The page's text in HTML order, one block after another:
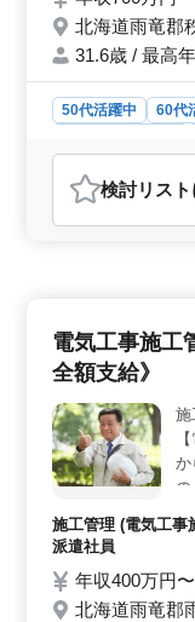
北海道雨竜郡
31.6歳 / 最高
50代活躍中 60代
おすすめポイ
＜中高年活躍中
秩父別町にある
弁護士を積極的
通事故など多岐
柔軟な働き方に対
託など、様々な雇
応しています。ま
する相談も歓迎
年収700万円から
による雇用や労災
の体制が整ってい
を築きたい方々の
検討リスト
電気工事施工
全額支給》
か
者
歓
施工管理 (電気工事
派遣社員
年収400万円
北海道雨竜郡